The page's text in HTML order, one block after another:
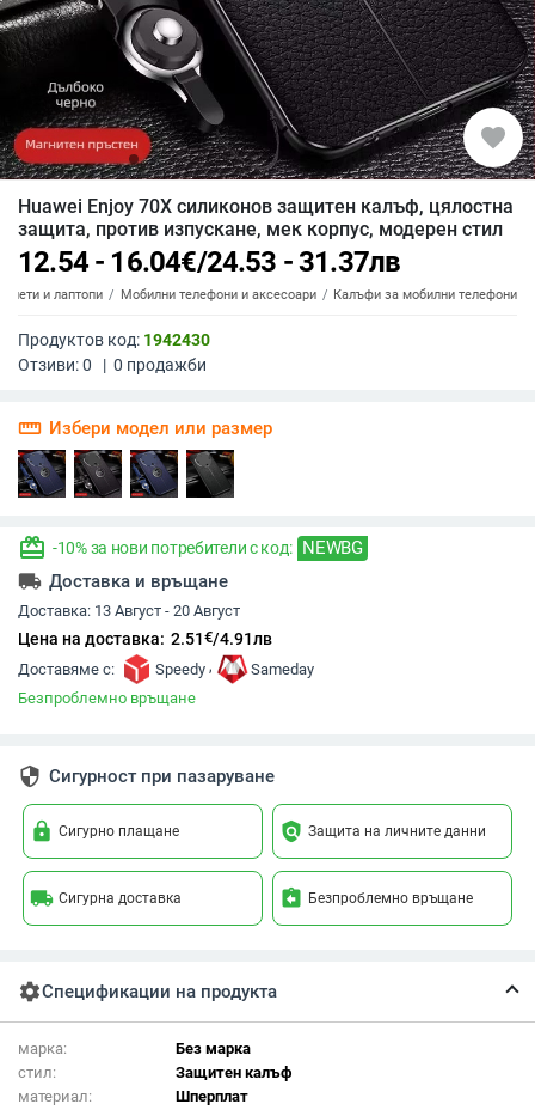
favorite
Huawei Enjoy 70X силиконов защитен калъф, цялостна
защита, против изпускане, мек корпус, модерен стил
12.54 - 16.04€/24.53 - 31.37лв
и лаптопи Мобилни телефони и аксесоари Калъфи за мобилни телефони
Продуктов код: 1942430
Отзиви:0 | 0 продажби
straighten Избери модел или размер
redeem -10% за нови потребители с код: NEWBG
local_shipping Доставка и връщане
Доставка: 13 Август - 20 Август
Цена на доставка: 2.51€/4.91лв
Доставяме с: Speedy ,
Sameday
Безпроблемно връщане
security Сигурност при пазаруване
lock Сигурно плащане policy Защита на личните данни
local_shipping Сигурна доставка assignment_return Безпроблемно връщане
settingsСпецификации на продукта
марка:
Без марка
стил:
Защитен калъф
материал:
Шперплат